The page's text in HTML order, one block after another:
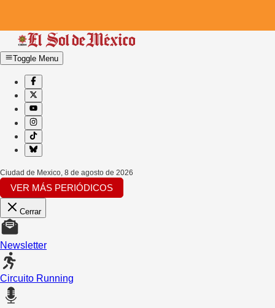
Toggle Menu
Ciudad de Mexico, 8 de agosto de 2026
VER MÁS PERIÓDICOS
Cerrar
Newsletter
Circuito Running